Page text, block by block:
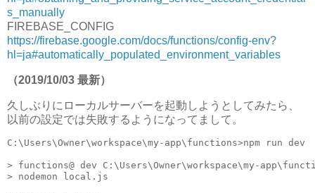
s_manually
FIREBASE_CONFIG
https://firebase.google.com/docs/functions/config-env?
hl=ja#automatically_populated_environment_variables
（2019/10/03 最新）
久しぶりにローカルサーバーを起動しようとしてみたら、
以前の設定では失敗するようになってまして。
C:\Users\Owner\workspace\my-app\functions>npm run dev
> functions@ dev C:\Users\Owner\workspace\my-
> nodemon local.js